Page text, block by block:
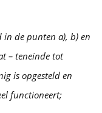
in de punten a), b) en
– teneinde tot
is opgesteld en
functioneert;